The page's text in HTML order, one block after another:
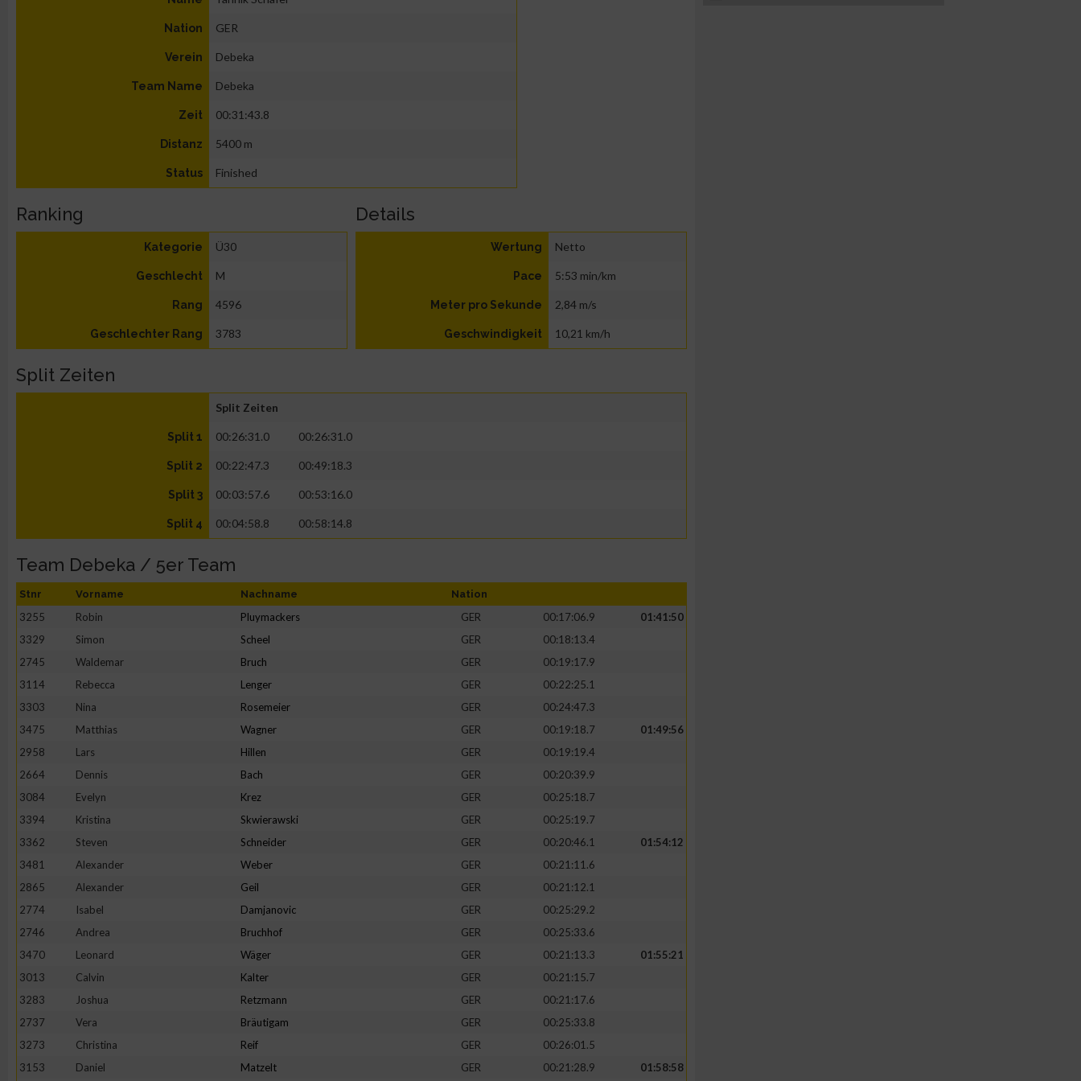
Nation GER
Verein Debeka
Team Name Debeka
Zeit 00:31:43.8
Distanz 5400 m
Status Finished
Ranking
Kategorie Ü30
Geschlecht M
Rang 4596
Geschlechter Rang 3783
Details
Wertung Netto
Pace 5:53 min/km
Meter pro Sekunde 2,84 m/s
Geschwindigkeit 10,21 km/h
Split Zeiten
Split Zeiten
Split 1 00:26:31.0 00:26:31.0
Split 2 00:22:47.3 00:49:18.3
Split 3 00:03:57.6 00:53:16.0
Split 4 00:04:58.8 00:58:14.8
Team Debeka / 5er Team
Stnr Vorname Nachname Nation
3255 Robin Pluymackers GER 00:17:06.9
01:41:50
3329
Simon Scheel GER
00:18:13.4
2745
Waldemar Bruch GER
00:19:17.9
3114
Rebecca Lenger GER
00:22:25.1
3303
Nina Rosemeier GER
00:24:47.3
3475
Matthias Wagner GER 00:19:18.7
01:49:56
2958
Lars Hillen GER
00:19:19.4
2664
Dennis Bach GER
00:20:39.9
3084
Evelyn Krez GER
00:25:18.7
3394
Kristina Skwierawski GER
00:25:19.7
3362
Steven Schneider GER 00:20:46.1
01:54:12
3481
Alexander Weber GER
00:21:11.6
2865
Alexander Geil GER
00:21:12.1
2774
Isabel Damjanovic GER
00:25:29.2
2746
Andrea Bruchhof GER
00:25:33.6
3470
Leonard Wäger GER 00:21:13.3
01:55:21
3013
Calvin Kalter GER
00:21:15.7
3283
Joshua Retzmann GER
00:21:17.6
2737
Vera Bräutigam GER
00:25:33.8
3273
Christina Reif GER
00:26:01.5
3153
Daniel Matzelt GER 00:21:28.9
01:58:58